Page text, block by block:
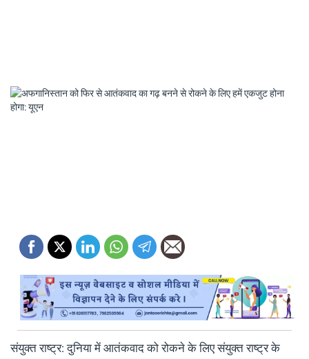
संयुक्त राष्ट्र: दुनिया में आतंकवाद को रोकने के लिए संयुक्त राष्ट्र के